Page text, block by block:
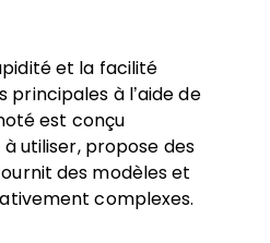
et la facilité
principales à l’aide de
est conçu
utiliser, propose des
des modèles et
complexes.